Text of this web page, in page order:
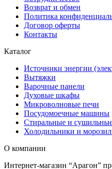
Возврат и обмен
Политика
Договор оферты
Контакты
Каталог
Источники энергии
Вытяжки
Варочные панели
Духовые шкафы
Микроволновые печи
Посудомоечные машины
Стиральные и
Холодильники и
О компании
Интернет-магазин “Арагон”